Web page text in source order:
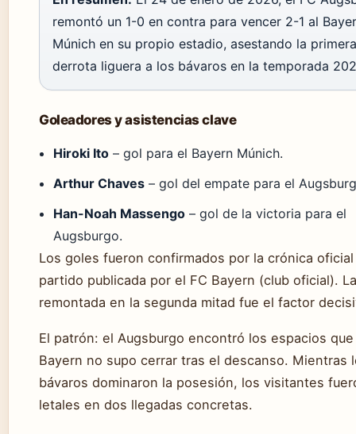
remontó un 1-0 en contra para vencer 2-1 al
Múnich en su propio estadio, asestando la primera
derrota liguera a los bávaros en la temporada
Goleadores y asistencias clave
Hiroki Ito – gol para el Bayern Múnich.
Arthur Chaves – gol del empate para el
Han-Noah Massengo – gol de la victoria para el
Augsburgo.
Los goles fueron confirmados por la crónica
partido publicada por el FC Bayern (club oficial). La
remontada en la segunda mitad fue el factor
El patrón: el Augsburgo encontró los espacios
Bayern no supo cerrar tras el descanso. Mientras
bávaros dominaron la posesión, los visitantes
letales en dos llegadas concretas.